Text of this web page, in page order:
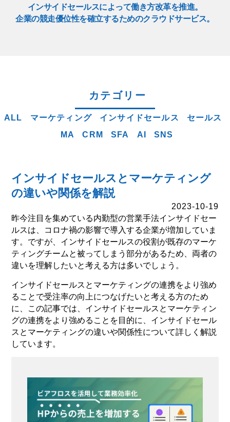
インサイドセールスによって働き方改革を推進。
企業の競走優位性を確立するためのクラウドサービス。
カテゴリー
ALL マーケティング インサイドセールス
セールス
MA
CRM SFA AI SNS
インサイドセールスとマーケティング
の違いや関係を解説
2023-10-19
昨今注目を集めている内勤型の営業手法インサイドセー
ルスは、コロナ禍の影響で導入する企業が増加していま
す。ですが、インサイドセールスの役割が既存のマーケ
ティングチームと被ってしまう部分があるため、両者の
違いを理解したいと考える方は多いでしょう。
インサイドセールスとマーケティングの連携をより強め
ることで受注率の向上につなげたいと考える方のため
に、この記事では、インサイドセールスとマーケティン
グの連携をより強めることを目的に、インサイドセール
スとマーケティングの違いや関係性について詳しく解説
しています。